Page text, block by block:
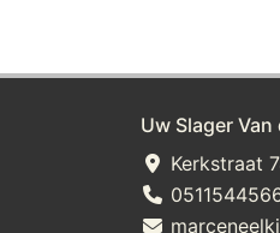
Uw Slager Van
Kerkstraat